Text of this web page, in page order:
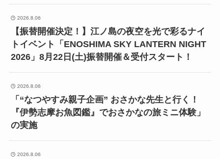
2026.8.06
【振替開催決定！】江ノ島の夜空を光で彩るナイ
トイベント「ENOSHIMA SKY LANTERN NIGHT
2026」8月22日(土)振替開催＆受付スタート！
2026.8.06
「“なつやすみ親子企画” おさかな先生と行く！
『伊勢志摩お魚図鑑』でおさかなの旅ミニ体験」
の実施
2026.8.06